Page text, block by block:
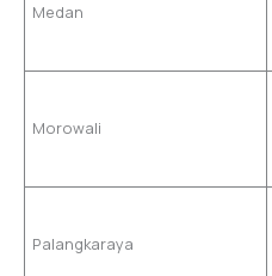
Medan
Morowali
Palangkaraya